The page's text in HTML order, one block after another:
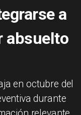
a
absuelto
en octubre del
durante